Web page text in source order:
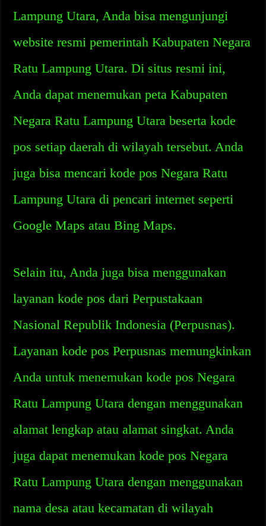
Lampung Utara, Anda bisa mengunjungi
website resmi pemerintah Kabupaten Negara
Ratu Lampung Utara. Di situs resmi ini,
Anda dapat menemukan peta Kabupaten
Negara Ratu Lampung Utara beserta kode
pos setiap daerah di wilayah tersebut. Anda
juga bisa mencari kode pos Negara Ratu
Lampung Utara di pencari internet seperti
Google Maps atau Bing Maps.
Selain itu, Anda juga bisa menggunakan
layanan kode pos dari Perpustakaan
Nasional Republik Indonesia (Perpusnas).
Layanan kode pos Perpusnas memungkinkan
Anda untuk menemukan kode pos Negara
Ratu Lampung Utara dengan menggunakan
alamat lengkap atau alamat singkat. Anda
juga dapat menemukan kode pos Negara
Ratu Lampung Utara dengan menggunakan
nama desa atau kecamatan di wilayah